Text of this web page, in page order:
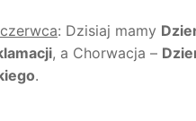
: Dzisiaj mamy
, a Chorwacja –
.